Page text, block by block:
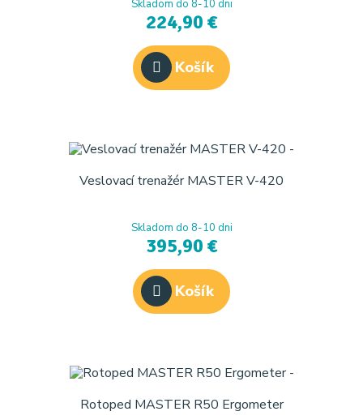
Skladom do 8-10 dni
224,90 €
Košík
Veslovací trenažér MASTER V-420
Skladom do 8-10 dni
395,90 €
Košík
Rotoped MASTER R50 Ergometer